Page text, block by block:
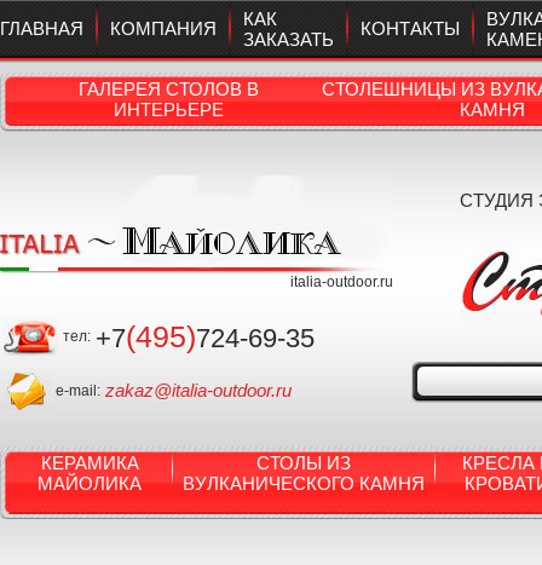
ГЛАВНАЯ КОМПАНИЯ
КАК
ЗАКАЗАТЬ
КОНТАКТЫ
ГАЛЕРЕЯ СТОЛОВ В
ИНТЕРЬЕРЕ
СТОЛЕШНИЦЫ ИЗ
КАМНЯ
italia-outdoor.ru
тел: +7(495)724-69-35
e-mail: zakaz@italia-outdoor.ru
СТУДИЯ
КЕРАМИКА
МАЙОЛИКА
СТОЛЫ ИЗ
ВУЛКАНИЧЕСКОГО КАМНЯ
КРЕСЛА